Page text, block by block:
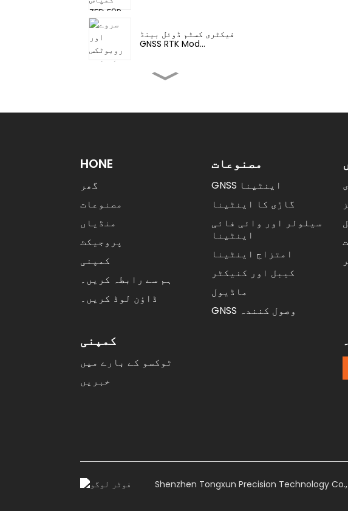
فیکٹری کسٹم ڈوئل بینڈ
GNSS RTK Mod...
U-Blox ZED-F9P RTK
HONE
گھر
مصنوعات
منڈیاں
پروجیکٹ
کمپنی
ہم سے رابطہ کریں۔
ڈاؤن لوڈ کریں۔
مصنوعات
GNSS اینٹینا
گاڑی کا اینٹینا
سیلولر اور وائی فائی
اینٹینا
امتزاج اینٹینا
کیبل اور کنیکٹر
ماڈیول
GNSS وصول کنندہ
کمپنی
ٹوکسو کے بارے میں
خبریں
Shenzhen Tongxun Precision Technology